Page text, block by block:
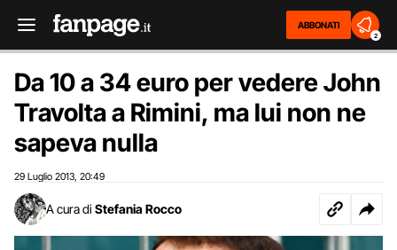
ABBONATI
2
Da 10 a 34 euro per vedere John
Travolta a Rimini, ma lui non ne
sapeva nulla
29 Luglio 2013 20:49
A cura di Stefania Rocco